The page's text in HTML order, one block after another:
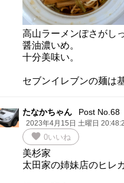
高山ラーメンぽさがし
醤油濃いめ。
十分美味い。
セブンイレブンの麺は
たなかちゃん Post No.68
2023年4月15日 土曜日
favorite 0いいね
美杉家
太田家の姉妹店のヒレ